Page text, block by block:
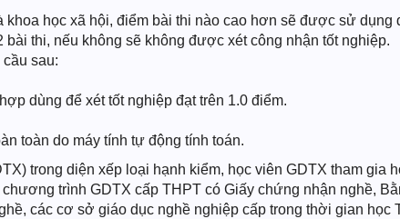
học xã hội, điểm bài thi nào cao hơn sẽ được sử dụng
thi, nếu không sẽ không được xét công nhận tốt nghiệp.
sau:
dùng để xét tốt nghiệp đạt trên 1.0 điểm.
toàn do máy tính tự động tính toán.
trong diện xếp loại hạnh kiểm, học viên GDTX tham gia
trình GDTX cấp THPT có Giấy chứng nhận nghề,
các cơ sở giáo dục nghề nghiệp cấp trong thời gian học